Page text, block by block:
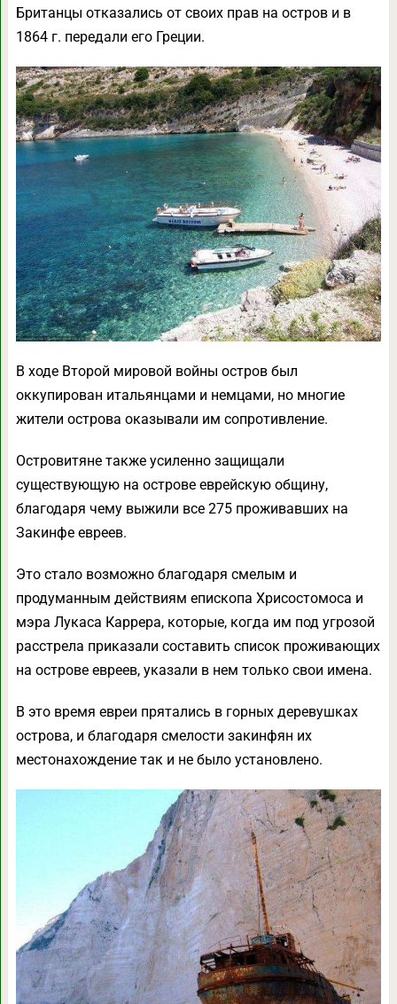
Британцы отказались от своих прав на остров и в
1864 г. передали его Греции.
В ходе Второй мировой войны остров был
оккупирован итальянцами и немцами, но многие
жители острова оказывали им сопротивление.
Островитяне также усиленно защищали
существующую на острове еврейскую общину,
благодаря чему выжили все 275 проживавших на
Закинфе евреев.
Это стало возможно благодаря смелым и
продуманным действиям епископа Хрисостомоса и
мэра Лукаса Каррера, которые, когда им под угрозой
расстрела приказали составить список проживающих
на острове евреев, указали в нем только свои имена.
В это время евреи прятались в горных деревушках
острова, и благодаря смелости закинфян их
местонахождение так и не было установлено.